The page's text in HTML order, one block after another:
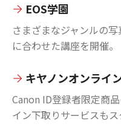
EOS学園
さまざまなジャンルの
に合わせた講座を開催。
キヤノンオンライ
Canon ID登録者限定商
イン下取りサービスもス